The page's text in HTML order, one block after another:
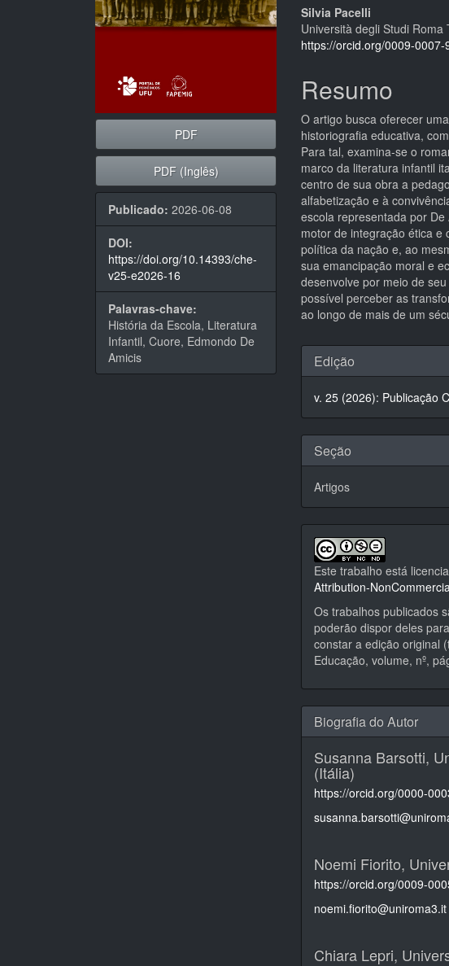
PDF
PDF (Inglês)
Publicado: 2026-06-08
DOI:
https://doi.org/10.14393/che-
v25-e2026-16
Palavras-chave:
História da Escola, Literatura
Infantil, Cuore, Edmondo De
Amicis
Silvia Pacelli
Università degli Studi Roma
https://orcid.org/0009-0007-
Resumo
O artigo busca oferecer
historiografia educativa,
Para tal, examina-se o
marco da literatura infantil
centro de sua obra a
alfabetização e à
escola representada por
motor de integração ética e
política da nação e, ao
sua emancipação moral e
desenvolve por meio de
possível perceber as
ao longo de mais de um
Detalhes
do
artigo
Edição
v. 25 (2026): Publicação
Seção
Artigos
Este trabalho está
Attribution-
Os trabalhos publicados
poderão dispor deles
constar a edição original
Educação, volume, nº,
Biografia do Autor
Susanna Barsotti,
(Itália)
https://orcid.org/0000-
Noemi Fiorito,
https://orcid.org/0009-
noemi.fiorito@uniroma3.it
Chiara Lepri,